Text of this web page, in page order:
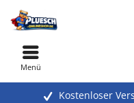
Kostenloser
Menü